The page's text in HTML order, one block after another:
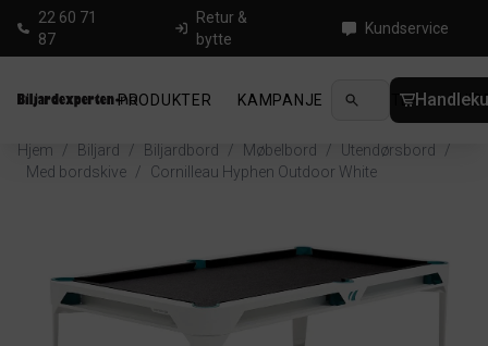
22 60 71
87
Retur &
bytte
Kundservice
PRODUKTER KAMPANJE NYHETER
Hjem / Biljard / Biljardbord / Møbelbord / Utendørsbord
/
Med bordskive / Cornilleau Hyphen Outdoor White